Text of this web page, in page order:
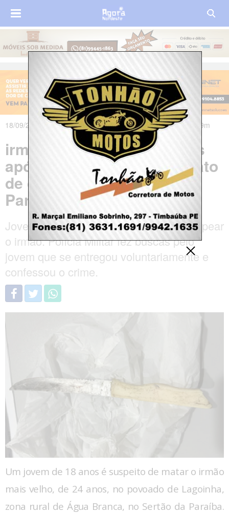
18/09/2023 às 18h01m - Atualizado em 19/09/2023 às 07h49m
irmão mata outro a facadas
após discussão por um prato
de comida no Sertão da
Paraíba
Jovem usou uma faca de mesa para golpear
o irmão. Polícia Militar fez buscas pelo
jovem que se entregou voluntariamente e
confessou o crime.
Um jovem de 18 anos é suspeito de matar o irmão
mais velho, de 24 anos, no povoado de Lagoinha,
zona rural de Água Branca, no Sertão da Paraíba.